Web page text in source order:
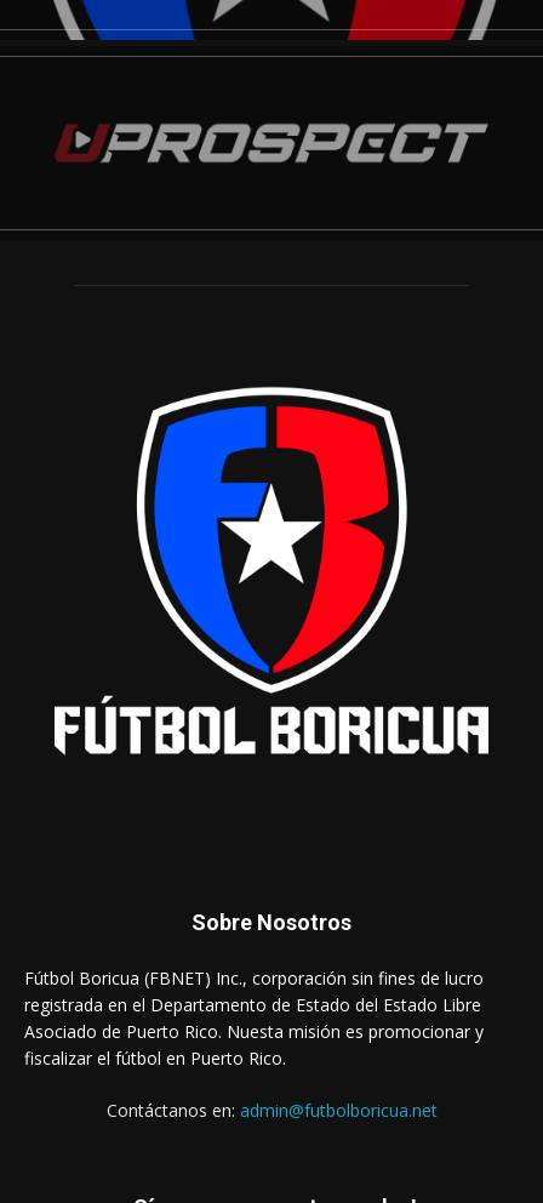
Sobre Nosotros
Fútbol Boricua (FBNET) Inc., corporación sin fines de lucro
registrada en el Departamento de Estado del Estado Libre
Asociado de Puerto Rico. Nuesta misión es promocionar y
fiscalizar el fútbol en Puerto Rico.
Contáctanos en: admin@futbolboricua.net